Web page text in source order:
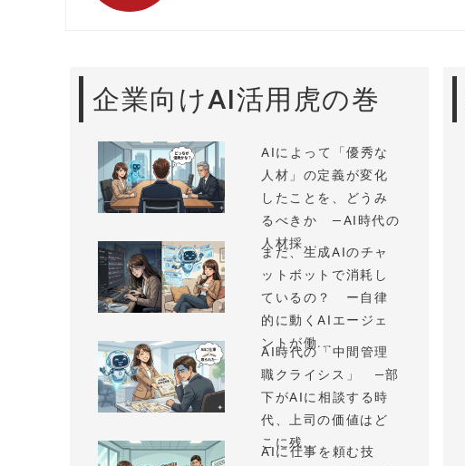
企業向けAI活用虎の巻
AIによって「優秀な
人材」の定義が変化
したことを、どうみ
るべきか —AI時代の
人材採...
まだ、生成AIのチャ
ットボットで消耗し
ているの？ ー自律
的に動くAIエージェ
ントが働...
AI時代の「中間管理
職クライシス」 —部
下がAIに相談する時
代、上司の価値はど
こに残...
AIに仕事を頼む技